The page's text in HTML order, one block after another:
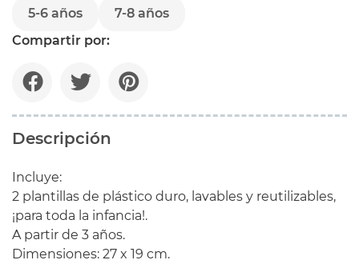
5-6 años
7-8 años
Compartir por:
Descripción
Incluye:
2 plantillas de plástico duro, lavables y reutilizables,
¡para toda la infancia!.
A partir de 3 años.
Dimensiones: 27 x 19 cm.